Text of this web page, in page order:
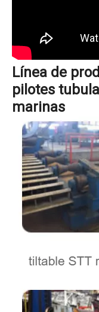
Línea de
pilotes
marinas